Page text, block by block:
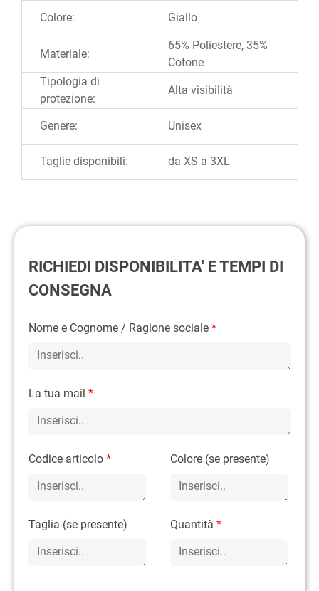
Colore: Giallo
Materiale:
65% Poliestere, 35%
Cotone
Tipologia di
protezione:
Alta visibilità
Genere: Unisex
Taglie disponibili: da XS a 3XL
RICHIEDI DISPONIBILITA' E TEMPI DI
CONSEGNA
Nome e Cognome / Ragione sociale *
La tua mail *
Codice articolo * Colore (se presente)
Taglia (se presente) Quantità*